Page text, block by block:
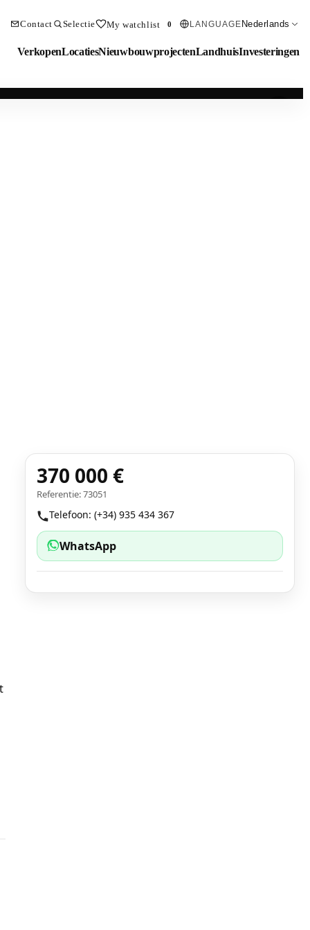
Contact Selectie My watchlist 0 LANGUAGE Nederlands
VerkopenLocatiesNieuwbouwprojectenLandhuisInvesteringen
370 000 €
Referentie: 73051
Telefoon: (+34) 935 434 367
WhatsApp